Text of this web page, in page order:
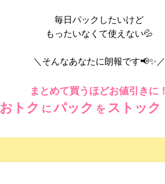
毎日パックしたいけど
もったいなくて使えない💦
＼そんなあなたに朗報です📢✨／
まとめて買うほどお値引きに！
おトク に パック を ストック